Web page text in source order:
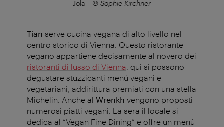
Jola– © Sophie Kirchner
Tian serve cucina vegana di alto livello nel
centro storico di Vienna. Questo ristorante
vegano appartiene decisamente al novero dei
ristoranti di lusso di Vienna: qui si possono
degustare stuzzicanti menú vegani e
vegetariani, addirittura premiati con una stella
Michelin. Anche al Wrenkh vengono proposti
numerosi piatti vegani. La sera il locale si
dedica al “Vegan Fine Dining” e offre un menù